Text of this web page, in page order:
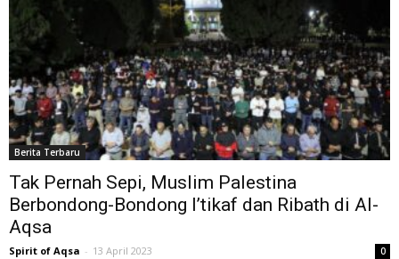
Berita Terbaru
Tak Pernah Sepi, Muslim Palestina
Berbondong-Bondong I’tikaf dan Ribath di Al-
Aqsa
Spirit of Aqsa - 13 April 2023 0